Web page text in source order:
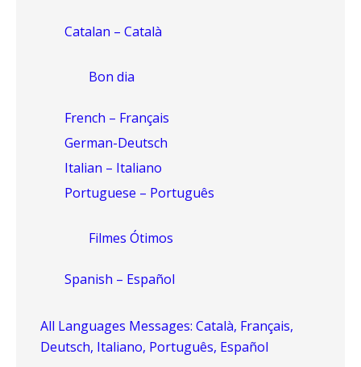
Catalan – Català
Bon dia
French – Français
German-Deutsch
Italian – Italiano
Portuguese – Português
Filmes Ótimos
Spanish – Español
All Languages Messages: Català, Français,
Deutsch, Italiano, Português, Español